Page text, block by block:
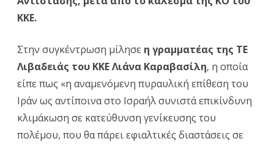
ΚΚΕ.
Στην συγκέντρωση μίλησε η γραμματέας της ΤΕ
Λιβαδειάς του ΚΚΕ Λιάνα Καραβασίλη, η οποία
είπε πως «η αναμενόμενη πυραυλική επίθεση του
Ιράν ως αντίποινα στο Ισραήλ συνιστά επικίνδυνη
κλιμάκωση σε κατεύθυνση γενίκευσης του
πολέμου, που θα πάρει εφιαλτικές διαστάσεις σε